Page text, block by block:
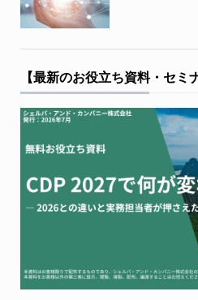
【最新のお役立ち資料・セミ